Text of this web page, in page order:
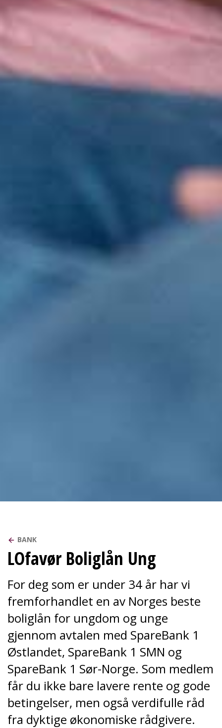
BANK
LOfavør Boliglån Ung
For deg som er under 34 år har vi
fremforhandlet en av Norges beste
boliglån for ungdom og unge
gjennom avtalen med SpareBank 1
Østlandet, SpareBank 1 SMN og
SpareBank 1 Sør-Norge. Som medlem
får du ikke bare lavere rente og gode
betingelser, men også verdifulle råd
fra dyktige økonomiske rådgivere.